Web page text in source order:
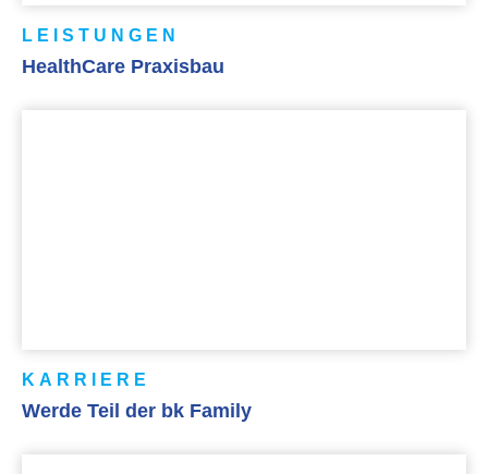
LEISTUNGEN
HealthCare Praxisbau
KARRIERE
Werde Teil der bk Family